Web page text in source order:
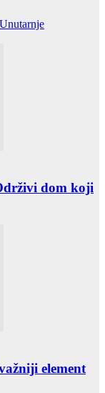
Unutarnje
dom koji
element